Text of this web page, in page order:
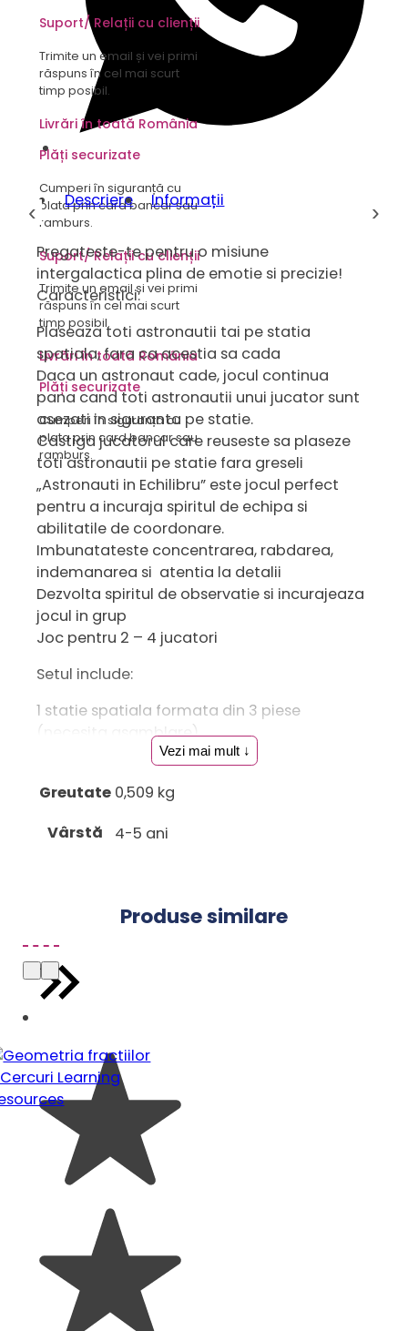
Suport/ Relații cu clienții
Trimite un email și vei primi
răspuns în cel mai scurt
timp posibil.
Livrări în toată România
Plăți securizate
Cumperi în siguranță cu
plata prin card bancar sau
ramburs.
Suport/ Relații cu clienții
Trimite un email și vei primi
răspuns în cel mai scurt
timp posibil.
Livrări în toată România
Plăți securizate
Cumperi în siguranță cu
plata prin card bancar sau
ramburs.
‹ Descriere Informații
Pregateste-te pentru o misiune
intergalactica plina de emotie si precizie!
Caracteristici:
Plaseaza toti astronautii tai pe statia
spatiala, fara ca acestia sa cada
Daca un astronaut cade, jocul continua
pana cand toti astronautii unui jucator sunt
asezati in siguranta pe statie.
Castiga jucatorul care reuseste sa plaseze
toti astronautii pe statie fara greseli
„Astronauti in Echilibru” este jocul perfect
pentru a incuraja spiritul de echipa si
abilitatile de coordonare.
Imbunatateste concentrarea, rabdarea,
indemanarea si atentia la detalii
Dezvolta spiritul de observatie si incurajeaza
jocul in grup
Joc pentru 2 – 4 jucatori
Setul include:
1 statie spatiala formata din 3 piese
(necesita asamblare)
48 de astronauti
Varsta recomandata: 4 ani+
pericolul de sufocare sau nu este potrivita
copiilor mai mici de 3 ani. Nu lasati
ambalajele jucariilor/produselor la
indemana copiilor. Pastrati instructiunile si
Vezi mai mult ↓
Greutate 0,509 kg
Vârstă
4-5 ani
›
Produse similare